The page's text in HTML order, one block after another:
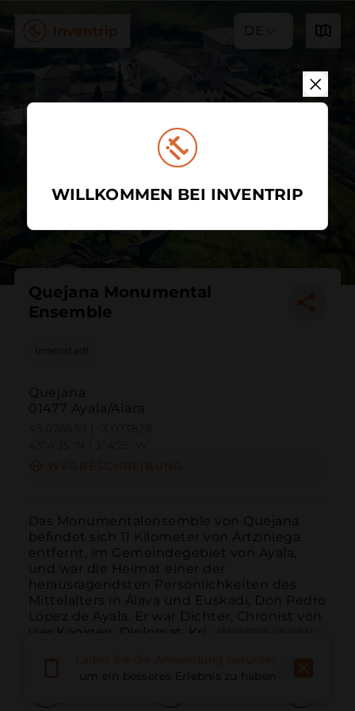
DE
Quejana Monumental
Ensemble
Innenstadt
Quejana
01477 Ayala/Aiara
Das Monumentalensemble von Quejana
befindet sich 11 Kilometer von Artziniega
entfernt, im Gemeindegebiet von Ayala,
und war die Heimat einer der
herausragendsten Persönlichkeiten des
Mittelalters in Álava und Euskadi, Don Pedro
López de Ayala. Er war Dichter, Chronist von
vier Königen, Diplomat, Kri...
um ein besseres Erlebnis zu haben
WILLKOMMEN BEI INVENTRIP